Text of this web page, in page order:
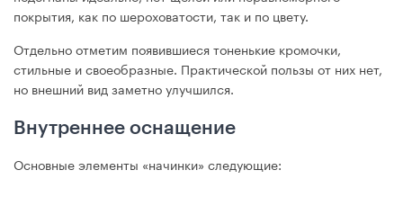
покрытия, как по шероховатости, так и по цвету.
Отдельно отметим появившиеся тоненькие кромочки,
стильные и своеобразные. Практической пользы от них нет,
но внешний вид заметно улучшился.
Внутреннее оснащение
Основные элементы «начинки» следующие: